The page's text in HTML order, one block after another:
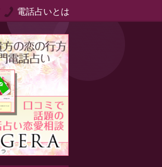
電話占いとは